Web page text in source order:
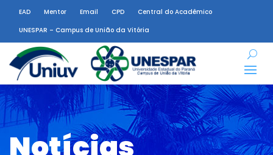
EAD Mentor Email CPD
Central do Acadêmico
UNESPAR – Campus de União da Vitória